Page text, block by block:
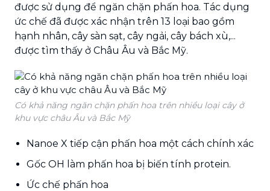
được sử dụng để ngăn chặn phấn hoa. Tác dụng
ức chế đã được xác nhận trên 13 loại bao gồm
hạnh nhân, cây sàn sạt, cây ngải, cây bách xù,...
được tìm thấy ở Châu Âu và Bắc Mỹ.
Có khả năng ngăn chặn phấn hoa trên nhiều loại cây ở
khu vực châu Âu và Bắc Mỹ
Nanoe X tiếp cận phấn hoa một cách chính xác
Gốc OH làm phấn hoa bị biến tính protein.
Ức chế phấn hoa